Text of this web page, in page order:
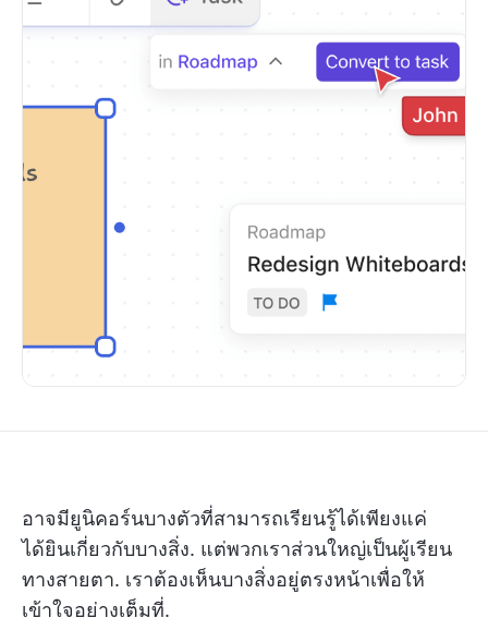
อาจมียูนิคอร์นบางตัวที่สามารถเรียนรู้ได้เพียงแค่
ได้ยินเกี่ยวกับบางสิ่ง. แต่พวกเราส่วนใหญ่เป็นผู้เรียน
ทางสายตา. เราต้องเห็นบางสิ่งอยู่ตรงหน้าเพื่อให้
เข้าใจอย่างเต็มที่.